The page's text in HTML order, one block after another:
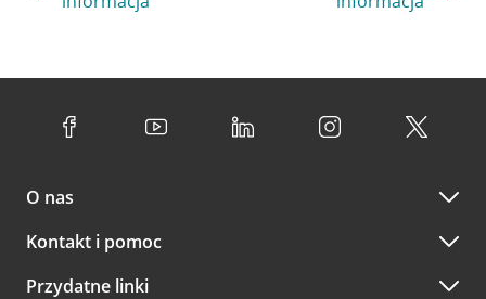
O nas
Kontakt i pomoc
Przydatne linki